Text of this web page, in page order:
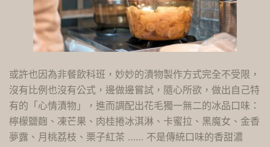
或許也因為非餐飲科班，妙妙的漬物製作方式完全不受限，
沒有比例也沒有公式，邊做邊嘗試，隨心所欲，做出自己特
有的「心情漬物」，進而調配出花毛獨一無二的冰品口味：
檸檬鹽麴、凍芒果、肉桂捲冰淇淋、卡蜜拉、黑魔女、金香
夢露、月桃荔枝、栗子紅茶 …… 不是傳統口味的香甜濃